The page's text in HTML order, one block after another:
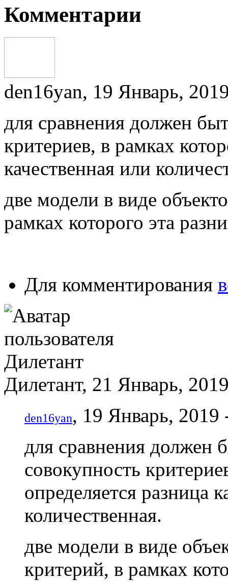
Комментарии
den16yan, 19 Январь,
для сравнения должен
критериев, в рамках
качественная или
две модели в виде
рамках которого эта
Для комментирования
Дилетант, 21 Январь,
den16yan, 19 Январь,
для сравнения должен
совокупность
определяется разница
количественная.
две модели в виде
критерий, в рамках